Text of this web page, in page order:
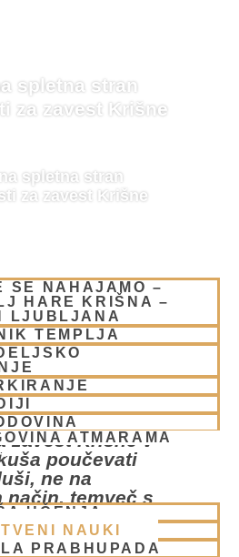
spletna stran
za zavest Krišne
spletna stran
za zavest Krišne
SE NAHAJAMO –
HARE KRIŠNA –
LJUBLJANA
TEMPLJA
ATMARAMA
UČENJA
NAUKI
PRABHUPADA
zavest Krišne v
poučevati
ne na
način, temveč s
in